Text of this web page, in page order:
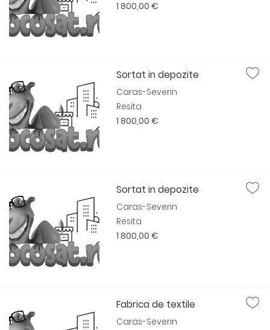
1 800,00 €
Sortat in depozite
Caras-Severin
Resita
1 800,00 €
Sortat in depozite
Caras-Severin
Resita
1 800,00 €
Fabrica de textile
Caras-Severin